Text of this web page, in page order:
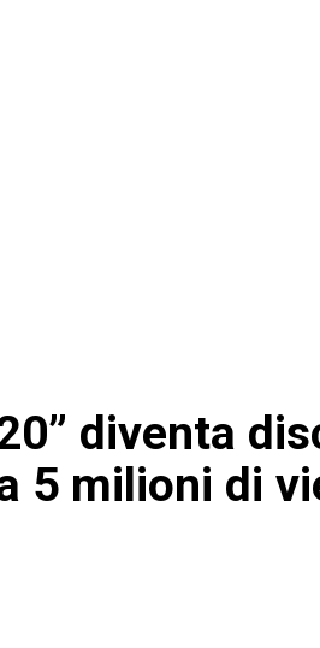
diventa
5 milioni di